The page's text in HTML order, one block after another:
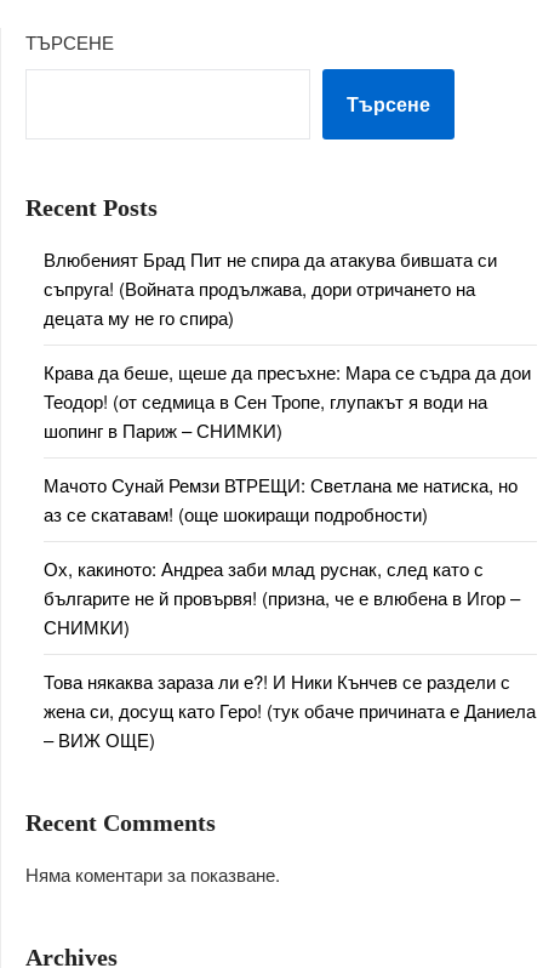
ТЪРСЕНЕ
Търсене
Recent Posts
Влюбеният Брад Пит не спира да атакува бившата си
съпруга! (Войната продължава, дори отричането на
децата му не го спира)
Крава да беше, щеше да пресъхне: Мара се съдра да дои
Теодор! (от седмица в Сен Тропе, глупакът я води на
шопинг в Париж – СНИМКИ)
Мачото Сунай Ремзи ВТРЕЩИ: Светлана ме натиска, но
аз се скатавам! (още шокиращи подробности)
Ох, какиното: Андреа заби млад руснак, след като с
българите не й провървя! (призна, че е влюбена в Игор –
СНИМКИ)
Това някаква зараза ли е?! И Ники Кънчев се раздели с
жена си, досущ като Геро! (тук обаче причината е Даниела
– ВИЖ ОЩЕ)
Recent Comments
Няма коментари за показване.
Archives